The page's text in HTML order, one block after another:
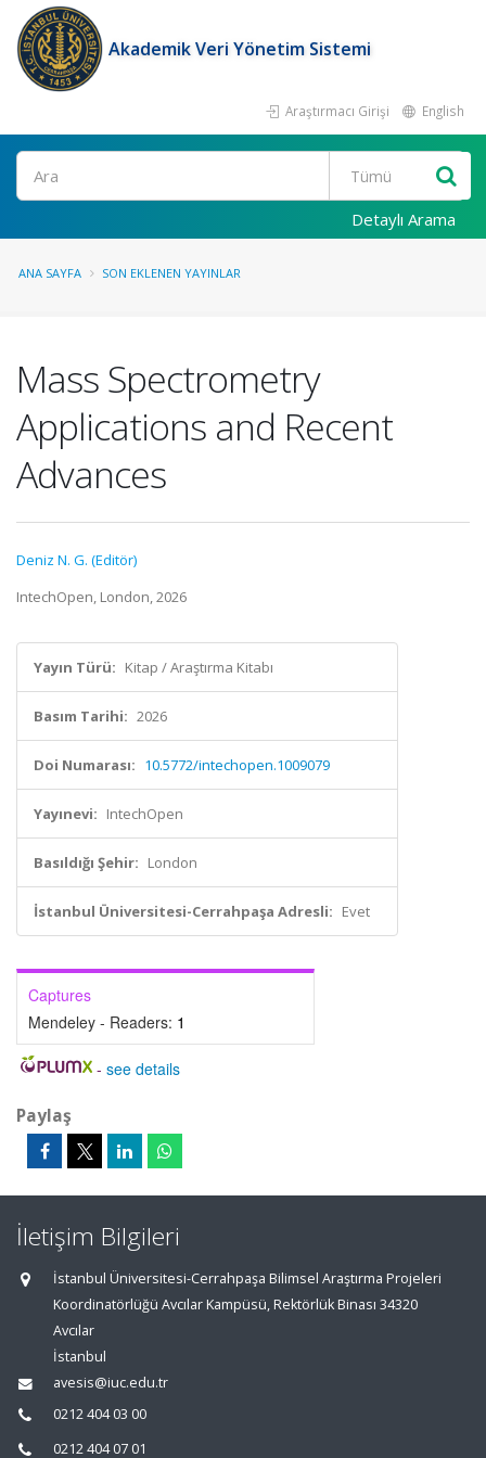
Akademik Veri Yönetim Sistemi
Araştırmacı Girişi English
Ara
Detaylı Arama
ANA SAYFA SON EKLENEN YAYINLAR
Mass Spectrometry
Applications and Recent
Advances
Deniz N. G. (Editör)
IntechOpen, London, 2026
Yayın Türü: Kitap / Araştırma Kitabı
Basım Tarihi: 2026
Doi Numarası: 10.5772/intechopen.1009079
Yayınevi: IntechOpen
Basıldığı Şehir: London
İstanbul Üniversitesi-Cerrahpaşa Adresli: Evet
Captures
Mendeley - Readers: 1
- see details
Paylaş
İletişim Bilgileri
İstanbul Üniversitesi-Cerrahpaşa Bilimsel Araştırma Projeleri
Koordinatörlüğü Avcılar Kampüsü, Rektörlük Binası 34320
Avcılar
İstanbul
avesis@iuc.edu.tr
0212 404 03 00
0212 404 07 01